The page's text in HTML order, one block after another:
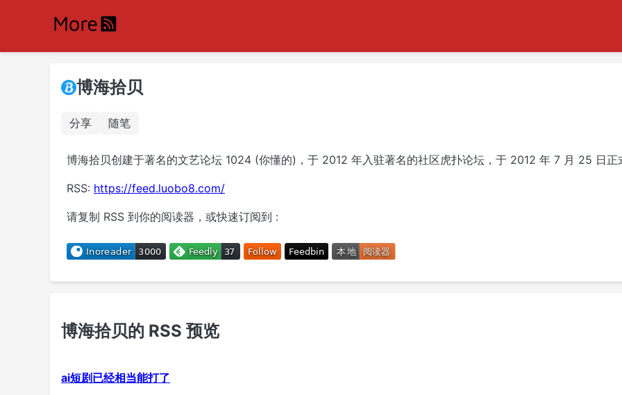
博海拾贝
分享 随笔
博海拾贝创建于著名的文艺论坛 1024 (你懂的)，于 2012 年入驻著名的社区虎扑论坛，于 2012 年 7 月 25 日正
RSS: https://feed.luobo8.com/
请复制 RSS 到你的阅读器，或快速订阅到 :
博海拾贝的 RSS 预览
ai短剧已经相当能打了